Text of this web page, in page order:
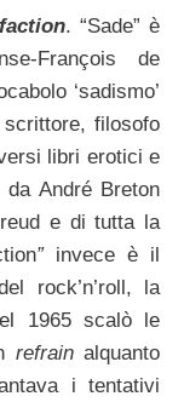
. “Sade” è
François de
‘sadismo’
filosofo
libri erotici e
André Breton
e di tutta la
” invece è il
rock’n’roll, la
1965 scalò le
refrainalquanto
i tentativi